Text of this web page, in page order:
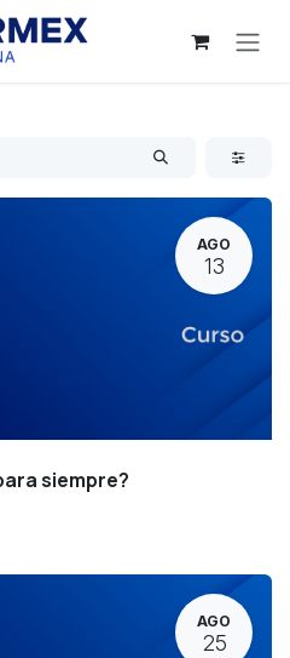
AGO
13
siempre?
AGO
25